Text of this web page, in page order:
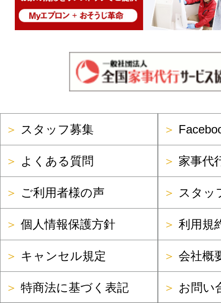
＞ スタッフ募集
＞ よくある質問
＞ ご利用者様の声
＞ 個人情報保護方針
＞ キャンセル規定
＞ 特商法に基づく表記
＞
＞ 家事代
＞ スタッ
＞ 利用規
＞ 会社概
＞ お問い